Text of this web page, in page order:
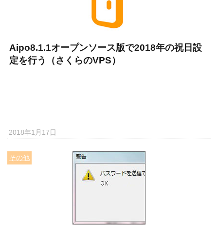
Aipo8.1.1オープンソース版で2018年の祝日設
定を行う（さくらのVPS）
2018年1月17日
その他